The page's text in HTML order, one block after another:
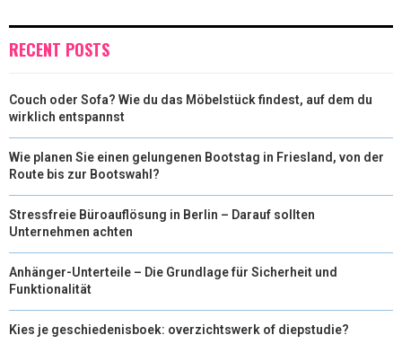
RECENT POSTS
Couch oder Sofa? Wie du das Möbelstück findest, auf dem du
wirklich entspannst
Wie planen Sie einen gelungenen Bootstag in Friesland, von der
Route bis zur Bootswahl?
Stressfreie Büroauflösung in Berlin – Darauf sollten
Unternehmen achten
Anhänger-Unterteile – Die Grundlage für Sicherheit und
Funktionalität
Kies je geschiedenisboek: overzichtswerk of diepstudie?